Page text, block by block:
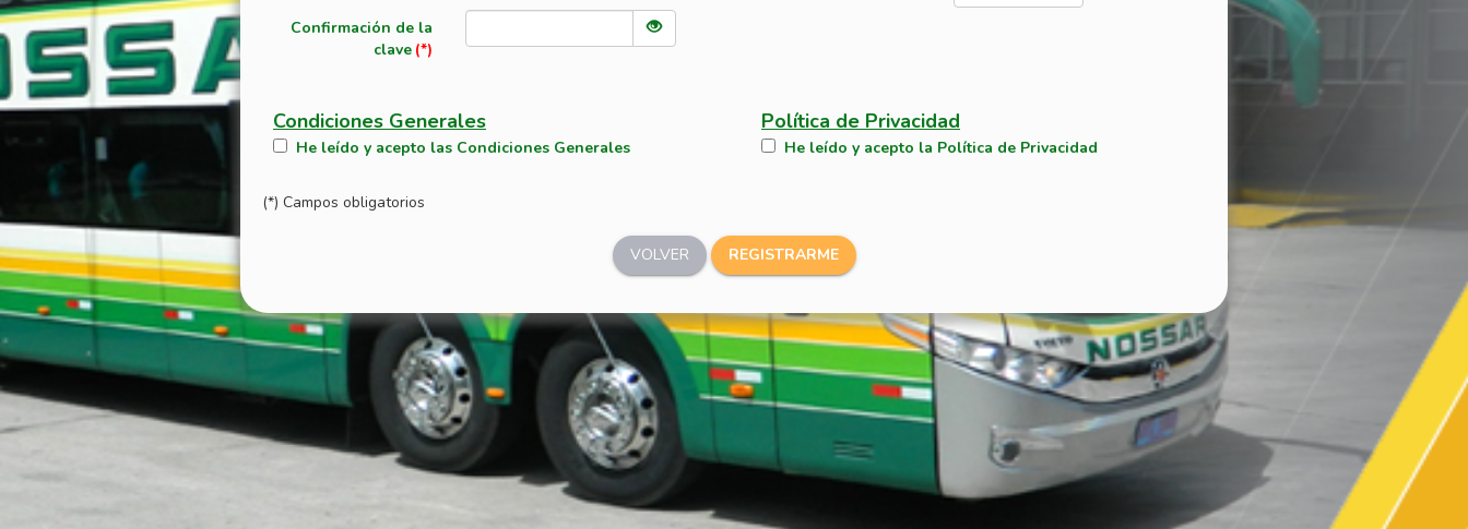
Confirmación de la
clave
Condiciones Generales
He leído y acepto las Condiciones Generales
Política de Privacidad
He leído y acepto la Política de Privacidad
(*) Campos obligatorios
VOLVER REGISTRARME